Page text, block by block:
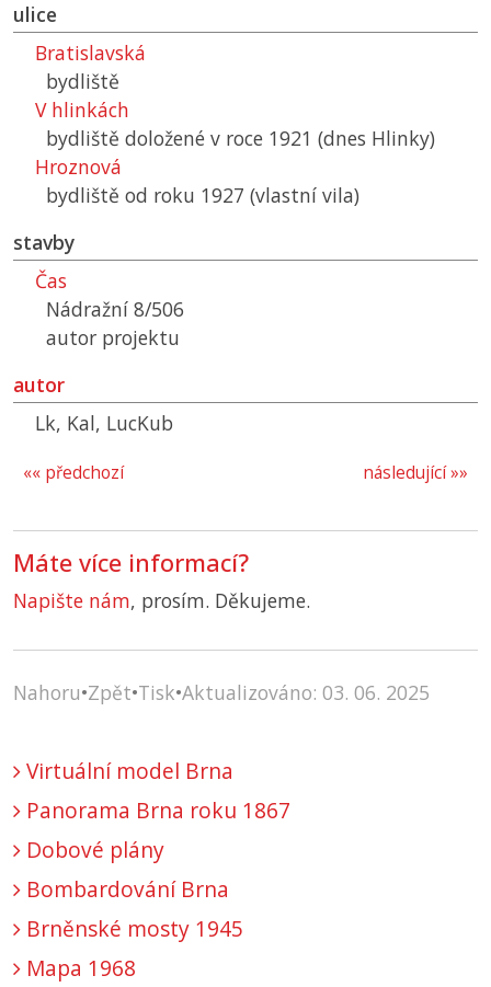
ulice
Bratislavská
bydliště
V hlinkách
bydliště doložené v roce 1921 (dnes Hlinky)
Hroznová
bydliště od roku 1927 (vlastní vila)
stavby
Čas
Nádražní 8/506
autor projektu
autor
Lk, Kal, LucKub
následující »»
«« předchozí
Máte více informací?
Napište nám, prosím. Děkujeme.
Nahoru•Zpět•Tisk•Aktualizováno: 03. 06. 2025
Virtuální model Brna
Panorama Brna roku 1867
Dobové plány
Bombardování Brna
Brněnské mosty 1945
Mapa 1968